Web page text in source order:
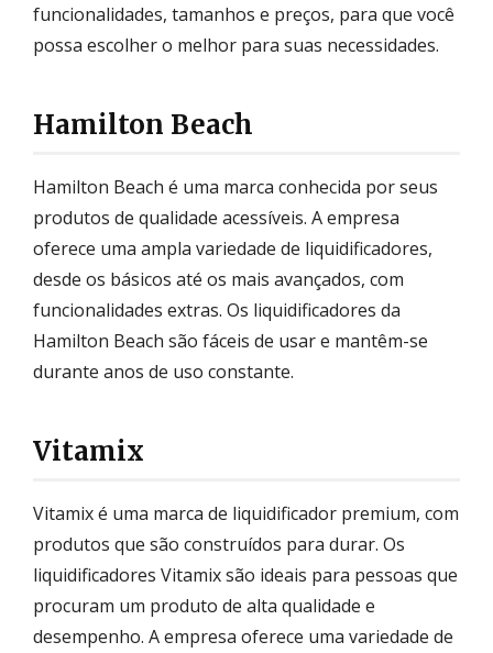
funcionalidades, tamanhos e preços, para que você
possa escolher o melhor para suas necessidades.
Hamilton Beach
Hamilton Beach é uma marca conhecida por seus
produtos de qualidade acessíveis. A empresa
oferece uma ampla variedade de liquidificadores,
desde os básicos até os mais avançados, com
funcionalidades extras. Os liquidificadores da
Hamilton Beach são fáceis de usar e mantêm-se
durante anos de uso constante.
Vitamix
Vitamix é uma marca de liquidificador premium, com
produtos que são construídos para durar. Os
liquidificadores Vitamix são ideais para pessoas que
procuram um produto de alta qualidade e
desempenho. A empresa oferece uma variedade de